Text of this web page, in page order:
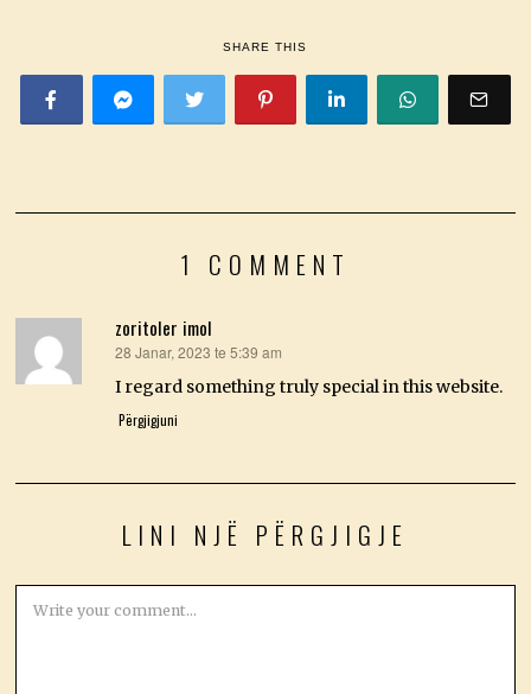
SHARE THIS
1 COMMENT
zoritoler imol
thotë:
28 Janar, 2023 te 5:39 am
I regard something truly special in this website.
Përgjigjuni
LINI NJË PËRGJIGJE